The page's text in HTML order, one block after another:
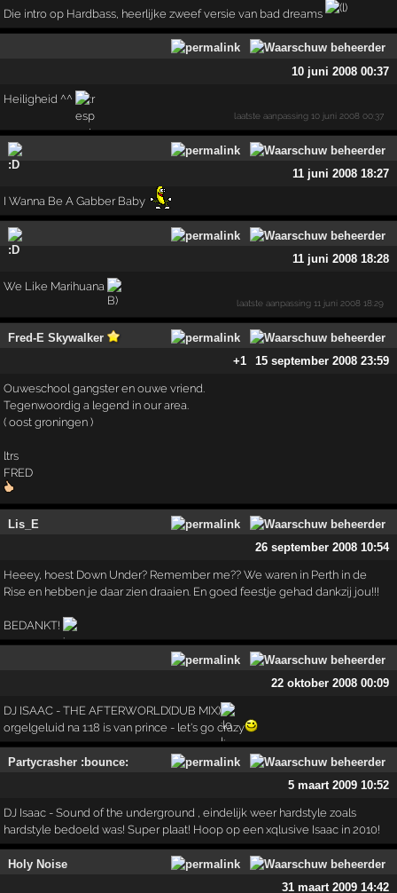
Die intro op Hardbass, heerlijke zweef versie van bad dreams
10 juni 2008 00:37
Heiligheid ^^
laatste aanpassing10 juni 2008 00:37
11 juni 2008 18:27
I Wanna Be A Gabber Baby
11 juni 2008 18:28
We Like Marihuana
laatste aanpassing11 juni 2008 18:29
Fred-E Skywalker
+1
15 september 2008 23:59
Ouweschool gangster en ouwe vriend.
Tegenwoordig a legend in our area.
( oost groningen )
ltrs
FRED
Lis_E
26 september 2008 10:54
Heeey, hoest Down Under? Remember me?? We waren in Perth in de
Rise en hebben je daar zien draaien. En goed feestje gehad dankzij jou!!!
BEDANKT!
22 oktober 2008 00:09
DJ ISAAC - THE AFTERWORLD(DUB MIX)
orgelgeluid na 1:18 is van prince - let's go crazy
Partycrasher :bounce:
5 maart 2009 10:52
DJ Isaac - Sound of the underground , eindelijk weer hardstyle zoals
hardstyle bedoeld was! Super plaat! Hoop op een xqlusive Isaac in 2010!
Holy Noise
31 maart 2009 14:42